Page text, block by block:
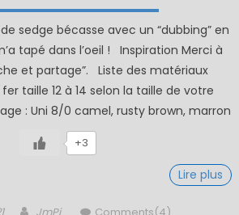
sedge bécasse avec un “dubbing” en
tapé dans l’oeil ! Inspiration Merci à
et partage”. Liste des matériaux
taille 12 à 14 selon la taille de votre
: Uni 8/0 camel, rusty brown, marron
+3
Lire plus
Author